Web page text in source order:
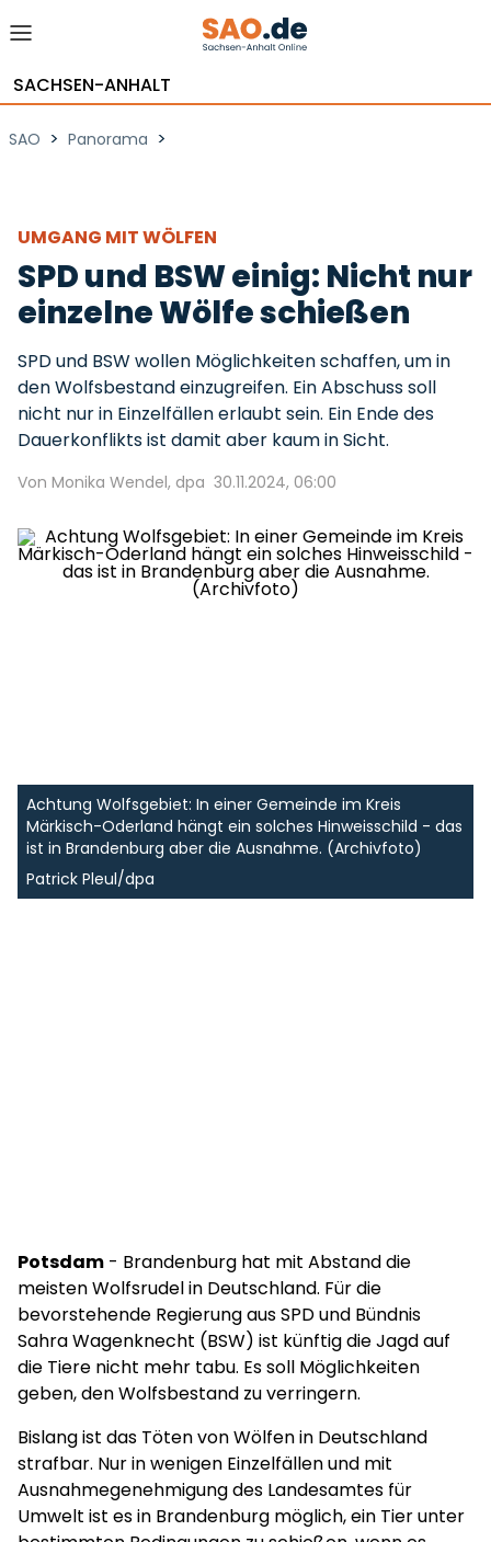
SACHSEN-ANHALT
SAO > Panorama >
UMGANG MIT WÖLFEN
SPD und BSW einig: Nicht nur
einzelne Wölfe schießen
SPD und BSW wollen Möglichkeiten schaffen, um in
den Wolfsbestand einzugreifen. Ein Abschuss soll
nicht nur in Einzelfällen erlaubt sein. Ein Ende des
Dauerkonflikts ist damit aber kaum in Sicht.
Von Monika Wendel, dpa 30.11.2024, 06:00
Achtung Wolfsgebiet: In einer Gemeinde im Kreis
Märkisch-Oderland hängt ein solches Hinweisschild - das
ist in Brandenburg aber die Ausnahme. (Archivfoto)
Patrick Pleul/dpa
Potsdam - Brandenburg hat mit Abstand die
meisten Wolfsrudel in Deutschland. Für die
bevorstehende Regierung aus SPD und Bündnis
Sahra Wagenknecht (BSW) ist künftig die Jagd auf
die Tiere nicht mehr tabu. Es soll Möglichkeiten
geben, den Wolfsbestand zu verringern.
Bislang ist das Töten von Wölfen in Deutschland
strafbar. Nur in wenigen Einzelfällen und mit
Ausnahmegenehmigung des Landesamtes für
Umwelt ist es in Brandenburg möglich, ein Tier unter